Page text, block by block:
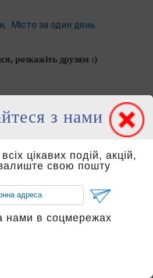
Місто за один день
розкажіть друзям :)
нами в соцмережах
з нами
цікавих подій, акцій,
залиште свою пошту
нами в соцмережах